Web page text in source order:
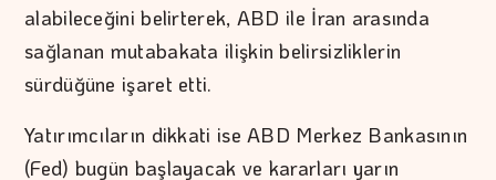
alabileceğini belirterek, ABD ile İran arasında
sağlanan mutabakata ilişkin belirsizliklerin
sürdüğüne işaret etti.
Yatırımcıların dikkati ise ABD Merkez Bankasının
(Fed) bugün başlayacak ve kararları yarın